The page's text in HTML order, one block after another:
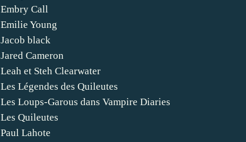
Embry Call
Emilie Young
Jacob black
Jared Cameron
Leah et Steh Clearwater
Les Légendes des Quileutes
Les Loups-Garous dans Vampire Diaries
Les Quileutes
Paul Lahote